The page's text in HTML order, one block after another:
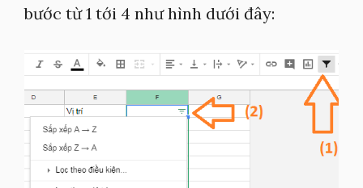
bước từ 1 tới 4 như hình dưới đây: